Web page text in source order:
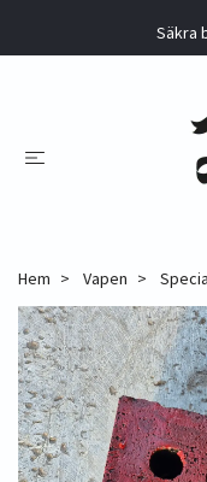
Säkra
Hem Vapen